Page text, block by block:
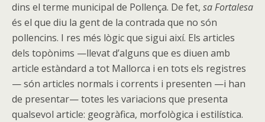
dins el terme municipal de Pollença. De fet, sa Fortalesa
és el que diu la gent de la contrada que no són
pollencins. I res més lògic que sigui així. Els articles
dels topònims —llevat d’alguns que es diuen amb
article estàndard a tot Mallorca i en tots els registres
— són articles normals i corrents i presenten —i han
de presentar— totes les variacions que presenta
qualsevol article: geogràfica, morfològica i estilística.